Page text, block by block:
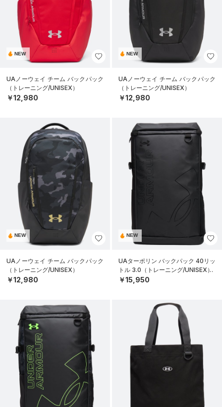
NEW
UAノーウェイ チーム バックパック
（トレーニング/UNISEX）
￥12,980
NEW
UAノーウェイ チーム バックパック
（トレーニング/UNISEX）
￥12,980
NEW
UAノーウェイ チーム バックパック
（トレーニング/UNISEX）
￥12,980
NEW
UAターポリン バックパック 40リッ
トル 3.0（トレーニング/UNISEX）
￥15,950